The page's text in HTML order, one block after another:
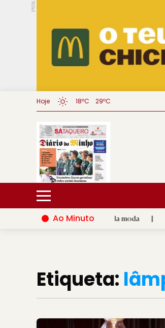
PUB.
Hoje 18ºC 29ºC
Ao Minuto
do mundo da moda D.Santiago
Etiqueta: